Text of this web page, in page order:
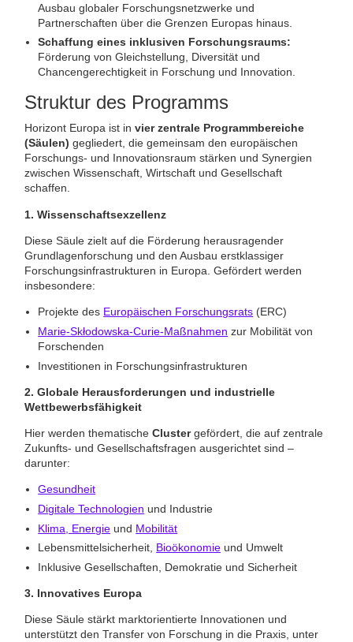
Ausbau globaler Forschungsnetzwerke und
Partnerschaften über die Grenzen Europas hinaus.
Schaffung eines inklusiven Forschungsraums:
Förderung von Gleichstellung, Diversität und
Chancengerechtigkeit in Forschung und Innovation.
Struktur des Programms
Horizont Europa ist invier zentrale Programmbereiche
(Säulen) gegliedert, die gemeinsam den europäischen
Forschungs- und Innovationsraum stärken und Synergien
zwischen Wissenschaft, Wirtschaft und Gesellschaft
schaffen.
1. Wissenschaftsexzellenz
Diese Säule zielt auf die Förderung herausragender
Grundlagenforschung und den Ausbau erstklassiger
Forschungsinfrastrukturen in Europa. Gefördert werden
insbesondere:
Projekte des Europäischen Forschungsrats (ERC)
Marie-Skłodowska-Curie-Maßnahmen zur Mobilität von
Forschenden
Investitionen in Forschungsinfrastrukturen
2. Globale Herausforderungen und industrielle
Wettbewerbsfähigkeit
Hier werden thematischeClustergefördert, die auf zentrale
Zukunfts- und Gesellschaftsfragen ausgerichtet sind –
darunter:
Gesundheit
Digitale Technologien und Industrie
Klima, Energie und Mobilität
Lebensmittelsicherheit, Bioökonomie und Umwelt
Inklusive Gesellschaften, Demokratie und Sicherheit
3. Innovatives Europa
Diese Säule stärkt marktorientierte Innovationen und
unterstützt den Transfer von Forschung in die Praxis, unter